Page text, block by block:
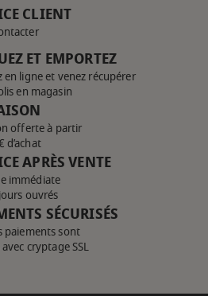
CLIENT
ET EMPORTEZ
en ligne et venez récupérer
en magasin
offerte à partir
d’achat
APRÈS VENTE
immédiate
ouvrés
SÉCURISÉS
paiements sont
cryptage SSL